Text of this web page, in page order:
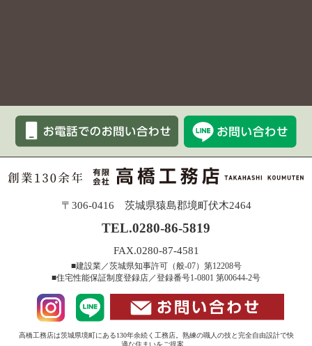
〒306-0416 茨城県猿島郡境町伏木2464
TEL.0280-86-5819
FAX.0280-87-4581
■建設業／茨城県知事許可（般-07）第12208号
■住宅性能保証制度登録店／登録番号1-0801 第00644-2号
高橋工務店は茨城県境町にある130年余続く工務店。熟練の職人の技と完全自由設計で快
適な住まいをご提案。